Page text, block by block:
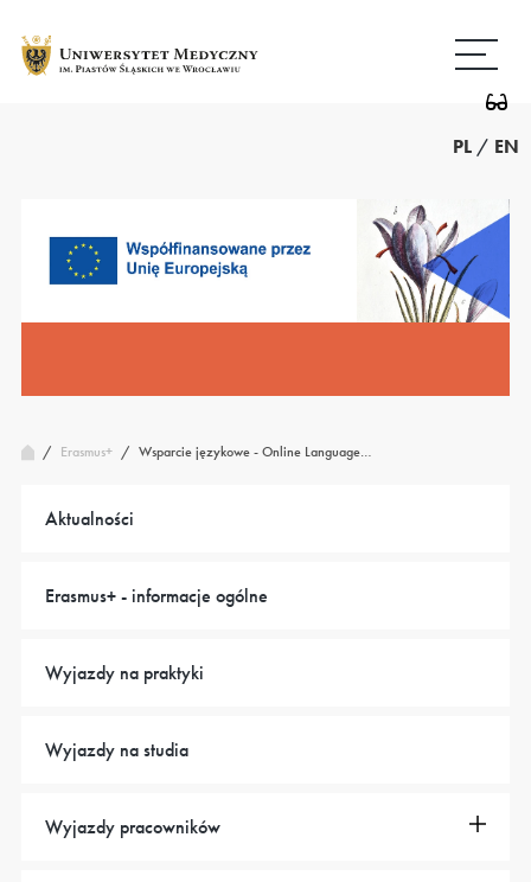
treści
strony
PL / EN
/ Erasmus+ / Wsparcie językowe - Online Language…
Aktualności
Erasmus+ - informacje ogólne
Wyjazdy na praktyki
Wyjazdy na studia
Wyjazdy pracowników